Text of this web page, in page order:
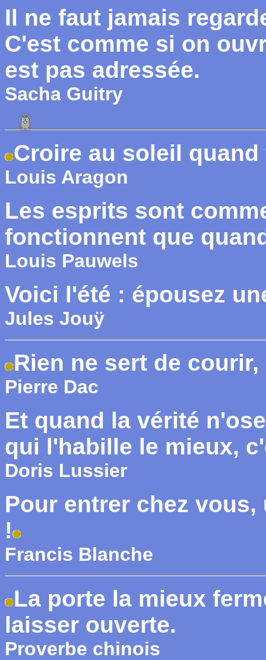
Il ne faut jamais
C'est comme si on
est pas adressée.
Sacha Guitry
Croire au soleil
Louis Aragon
Les esprits sont
fonctionnent que
Louis Pauwels
Voici l'été : épousez
Jules Jouÿ
Rien ne sert de
Pierre Dac
Et quand la vérité
qui l'habille le mieux,
Doris Lussier
Pour entrer chez
!
Francis Blanche
La porte la mieux
laisser ouverte.
Proverbe chinois